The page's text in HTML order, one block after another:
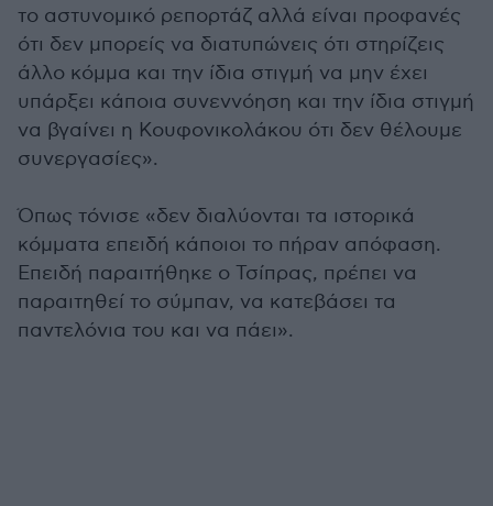
το αστυνομικό ρεπορτάζ αλλά είναι προφανές
ότι δεν μπορείς να διατυπώνεις ότι στηρίζεις
άλλο κόμμα και την ίδια στιγμή να μην έχει
υπάρξει κάποια συνεννόηση και την ίδια στιγμή
να βγαίνει η Κουφονικολάκου ότι δεν θέλουμε
συνεργασίες».
Όπως τόνισε «δεν διαλύονται τα ιστορικά
κόμματα επειδή κάποιοι το πήραν απόφαση.
Επειδή παραιτήθηκε ο Τσίπρας, πρέπει να
παραιτηθεί το σύμπαν, να κατεβάσει τα
παντελόνια του και να πάει».